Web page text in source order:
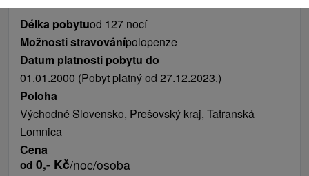
Délka pobytuod 127 nocí
Možnosti stravovánípolopenze
Datum platnosti pobytu do
01.01.2000 (Pobyt platný od 27.12.2023.)
Poloha
Východné Slovensko, Prešovský kraj, Tatranská
Lomnica
Cena
od 0,- Kč/noc/osoba